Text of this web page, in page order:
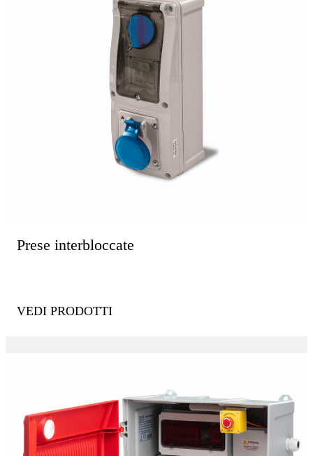
Prese interbloccate
VEDI PRODOTTI